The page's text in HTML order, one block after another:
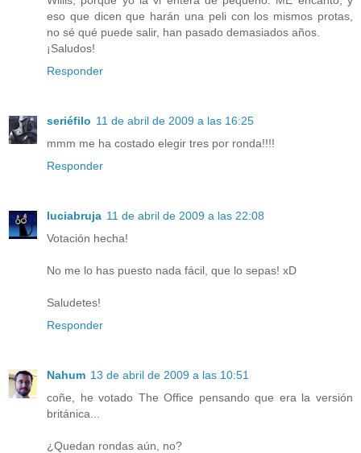
eso que dicen que harán una peli con los mismos protas,
no sé qué puede salir, han pasado demasiados años.
¡Saludos!
Responder
seriéfilo 11 de abril de 2009 a las 16:25
mmm me ha costado elegir tres por ronda!!!!
Responder
luciabruja 11 de abril de 2009 a las 22:08
Votación hecha!
No me lo has puesto nada fácil, que lo sepas! xD
Saludetes!
Responder
Nahum 13 de abril de 2009 a las 10:51
coñe, he votado The Office pensando que era la versión
británica...
¿Quedan rondas aún, no?